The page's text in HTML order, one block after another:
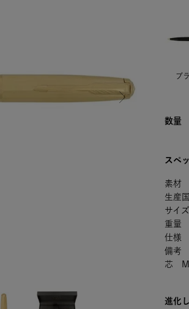
ブ
スペ
素材
生産
サイ
重量
仕様
備考
芯 M
進化